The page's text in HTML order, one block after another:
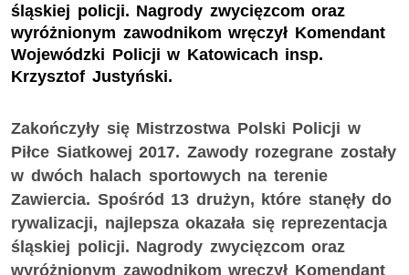
śląskiej policji. Nagrody zwycięzcom oraz
wyróżnionym zawodnikom wręczył Komendant
Wojewódzki Policji w Katowicach insp.
Krzysztof Justyński.
Zakończyły się Mistrzostwa Polski Policji w
Piłce Siatkowej 2017. Zawody rozegrane zostały
w dwóch halach sportowych na terenie
Zawiercia. Spośród 13 drużyn, które stanęły do
rywalizacji, najlepsza okazała się reprezentacja
śląskiej policji. Nagrody zwycięzcom oraz
wyróżnionym zawodnikom wręczył Komendant